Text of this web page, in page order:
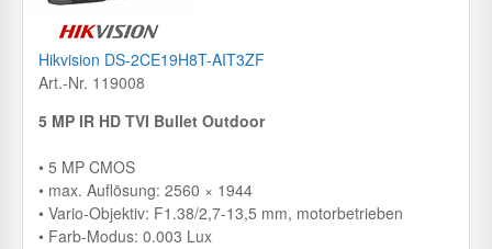
Hikvision DS-2CE19H8T-AIT3ZF
Art.-Nr. 119008
5 MP IR HD TVI Bullet Outdoor
• 5 MP CMOS
• max. Auflösung: 2560 × 1944
• Vario-Objektiv: F1.38/2,7-13,5 mm, motorbetrieben
• Farb-Modus: 0.003 Lux